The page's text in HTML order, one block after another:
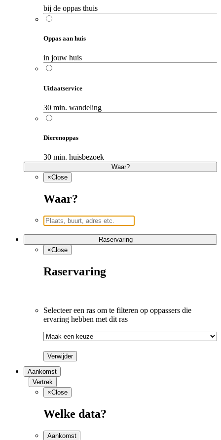
bij de oppas thuis
Oppas aan huis
in jouw huis
Uitlaatservice
30 min. wandeling
Dierenoppas
30 min. huisbezoek
Waar?
×Close
Waar?
Raservaring
×Close
Raservaring
Selecteer een ras om te filteren op oppassers die
ervaring hebben met dit ras
Verwijder
Aankomst
Vertrek
×Close
Welke data?
Aankomst